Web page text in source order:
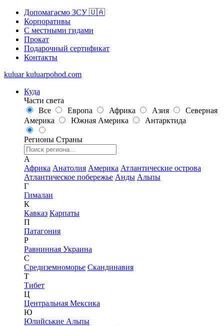
Допомагаємо ЗСУ 🇺🇦
Корпоративы
С местными гидами
Прокат
Подарочный сертификат
Контакты
kuluar kuluarpohod.com
Куда
Части света
Все
Европа Африка Азия
Северная
Америка
Южная Америка Антарктида
Регионы Страны
А
Африка Анатолия Америка Атлантические острова
Атлантическое побережье Анды Альпы
Г
Гималаи
К
Кавказ Карпаты
П
Патагония
Р
Равнинная Украина
С
Средиземноморье Скандинавия
Т
Тибет
Ц
Центральная Мексика
Ю
Юлийськие Альпы